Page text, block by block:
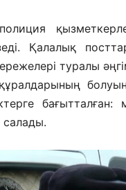
Қалалық
ережелері туралы
салады.